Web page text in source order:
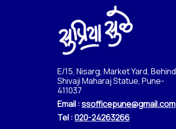
E/15, Nisarg, Market Yard, Behind
Shivaji Maharaj Statue, Pune-
411037
Email :ssofficepune@gmail.com
Tel :020-24263266